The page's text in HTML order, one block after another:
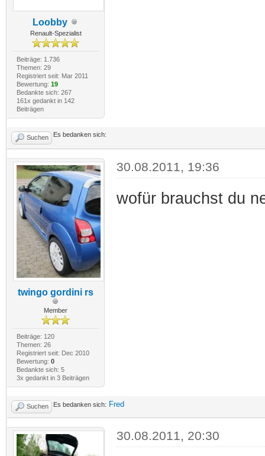
Loobby
Renault-Spezialist
Beiträge: 1.736
Themen: 29
Registriert seit: Mar 2011
Bewertung: 19
Bedankte sich: 267
161x gedankt in 142
Beiträgen
Suchen Es bedanken sich:
twingo gordini rs
Member
Beiträge: 120
Themen: 26
Registriert seit: Dec 2010
Bewertung: 0
Bedankte sich: 5
3x gedankt in 3 Beiträgen
30.08.2011, 19:36
wofür brauchst du
Suchen Es bedanken sich: Fred
30.08.2011, 20:30